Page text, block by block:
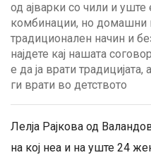
од ајварки со чили и
комбинации, но домашни
традиционален начин и
најдете кај нашата
е да ја врати
ги врати во детството
Лелја Рајкова од
на кој неа и на уште 24